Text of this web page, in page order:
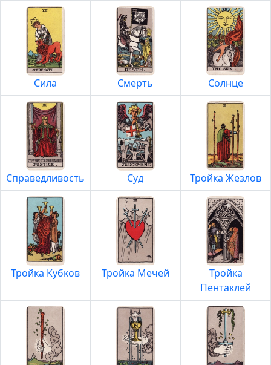
Сила Смерть Солнце
Справедливость Суд Тройка Жезлов
Тройка Кубков Тройка Мечей
Тройка
Пентаклей